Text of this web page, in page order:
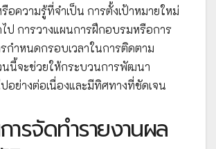
ความรู้ที่จำเป็น การตั้งเป้าหมายใหม่
ป การวางแผนการฝึกอบรมหรือการ
กำหนดกรอบเวลาในการติดตาม
นนี้จะช่วยให้กระบวนการพัฒนา
อย่างต่อเนื่องและมีทิศทางที่ชัดเจน
รจัดทำรายงานผล